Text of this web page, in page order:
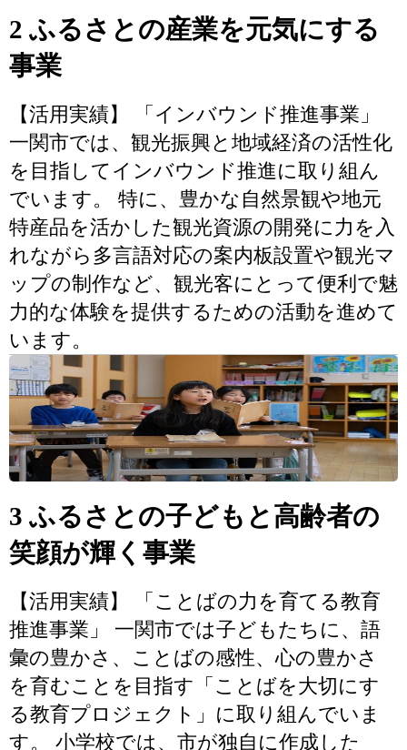
2 ふるさとの産業を元気にする
事業
【活用実績】 「インバウンド推進事業」
一関市では、観光振興と地域経済の活性化
を目指してインバウンド推進に取り組ん
でいます。 特に、豊かな自然景観や地元
特産品を活かした観光資源の開発に力を入
れながら多言語対応の案内板設置や観光マ
ップの制作など、観光客にとって便利で魅
力的な体験を提供するための活動を進めて
います。
3 ふるさとの子どもと高齢者の
笑顔が輝く事業
【活用実績】 「ことばの力を育てる教育
推進事業」 一関市では子どもたちに、語
彙の豊かさ、ことばの感性、心の豊かさ
を育むことを目指す「ことばを大切にす
る教育プロジェクト」に取り組んでいま
す。 小学校では、市が独自に作成した